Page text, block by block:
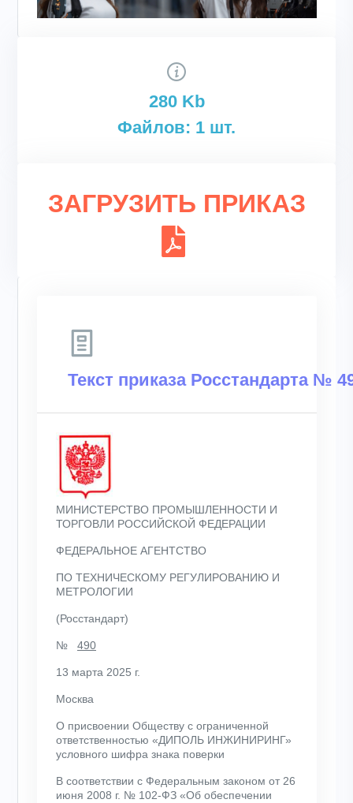
280 Kb
Файлов: 1 шт.
ЗАГРУЗИТЬ ПРИКАЗ
Текст приказа Росстандарта №
МИНИСТЕРСТВО ПРОМЫШЛЕННОСТИ И
ТОРГОВЛИ РОССИЙСКОЙ ФЕДЕРАЦИИ
ФЕДЕРАЛЬНОЕ АГЕНТСТВО
ПО ТЕХНИЧЕСКОМУ РЕГУЛИРОВАНИЮ И
МЕТРОЛОГИИ
(Росстандарт)
№ 490
13 марта 2025 г.
Москва
О присвоении Обществу с ограниченной
ответственностью «ДИПОЛЬ ИНЖИНИРИНГ»
условного шифра знака поверки
В соответствии с Федеральным законом от 26
июня 2008 г. № 102-ФЗ «Об обеспечении